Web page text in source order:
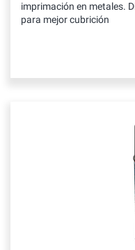
imprimación en metales.
para mejor cubrición